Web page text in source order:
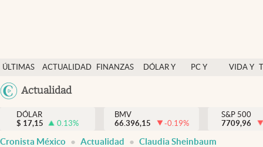
ÚLTIMAS
NOTICIAS
ACTUALIDAD
FINANZAS
DÓLAR Y
PC Y
VIDA Y
México
Actualidad
Actualidad
Finanzas y economía
Dólar y mercados
DÓLAR
$ 17,15 0.13%
BMV
66.396,15
-0.19%
S&P 500
7709,96
Cronista México Actualidad Claudia Sheinbaum